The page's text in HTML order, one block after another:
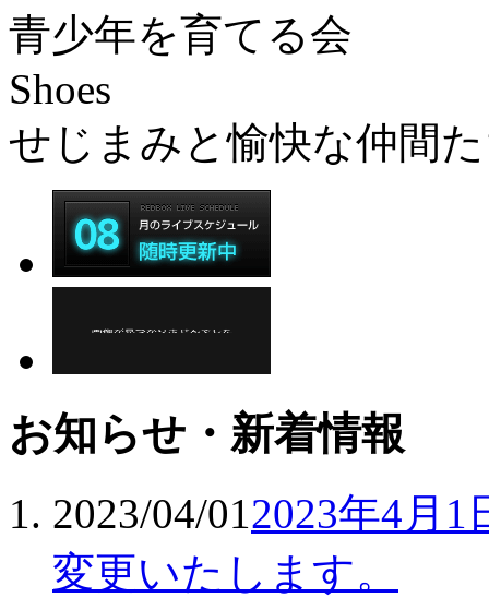
青少年を育てる会
Shoes
せじまみと愉快な仲間
お知らせ・新着情報
2023/04/012023年4月
変更いたします。